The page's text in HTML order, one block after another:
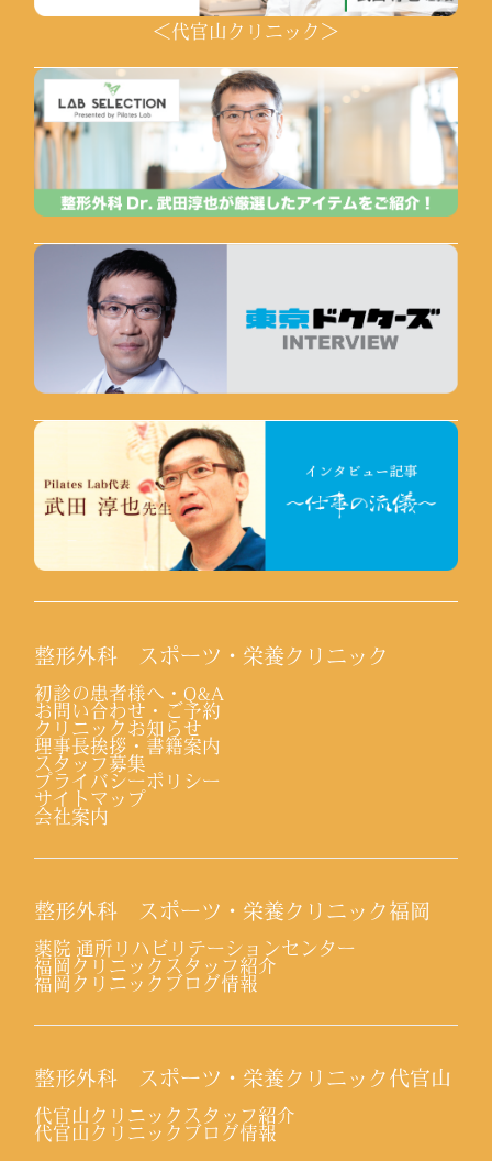
＜代官山クリニック＞
整形外科 スポーツ・栄養クリニック
初診の患者様へ・Q&A
お問い合わせ・ご予約
クリニックお知らせ
理事長挨拶・書籍案内
スタッフ募集
プライバシーポリシー
サイトマップ
会社案内
整形外科 スポーツ・栄養クリニック福岡
薬院 通所リハビリテーションセンター
福岡クリニックスタッフ紹介
福岡クリニックブログ情報
整形外科 スポーツ・栄養クリニック代官山
代官山クリニックスタッフ紹介
代官山クリニックブログ情報